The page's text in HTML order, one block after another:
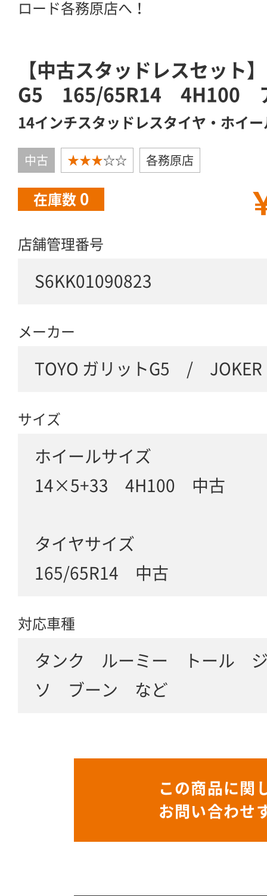
ロード各務原店へ！
【中古スタッドレスセット
G5 165/65R14 4H100
14インチスタッドレスタイヤ・ホイ
中古 ★★★☆☆ 各務原店
在庫数 0
店舗管理番号
S6KK01090823
メーカー
TOYO ガリットG5 / JOKER
サイズ
ホイールサイズ
14×5+33 4H100 中古
タイヤサイズ
165/65R14 中古
対応車種
タンク ルーミー トール
ソ ブーン など
この商品に関
お問い合わせ